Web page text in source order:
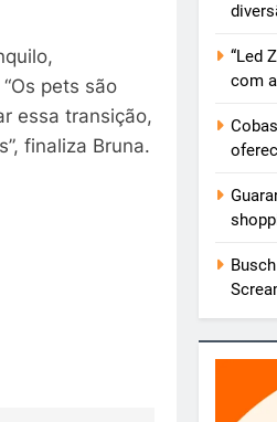
pets são
essa transição,
finaliza Bruna.
“Led
com